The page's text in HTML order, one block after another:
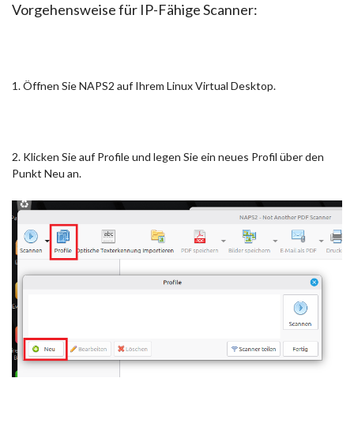
Vorgehensweise für IP-Fähige Scanner:
1. Öffnen Sie NAPS2 auf Ihrem Linux Virtual Desktop.
2. Klicken Sie auf Profile und legen Sie ein neues Profil über den
Punkt Neu an.